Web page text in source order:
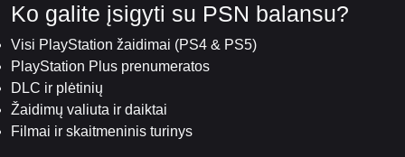
Ko galite įsigyti su PSN balansu?
Visi PlayStation žaidimai (PS4 & PS5)
PlayStation Plus prenumeratos
DLC ir plėtinių
Žaidimų valiuta ir daiktai
Filmai ir skaitmeninis turinys